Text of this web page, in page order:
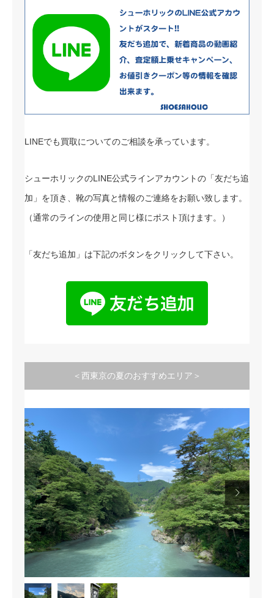
LINEでも買取についてのご相談を承っています。
シューホリックのLINE公式ラインアカウントの「友だち追
加」を頂き、靴の写真と情報のご連絡をお願い致します。
（通常のラインの使用と同じ様にポスト頂けます。）
「友だち追加」は下記のボタンをクリックして下さい。
＜西東京の夏のおすすめエリア＞
 